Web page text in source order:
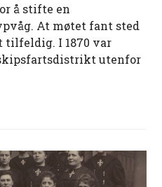
å stifte en
At møtet fant sted
tilfeldig. I 1870 var
utenfor
Sjømannsforening –